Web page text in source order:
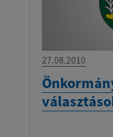
27.08.2010